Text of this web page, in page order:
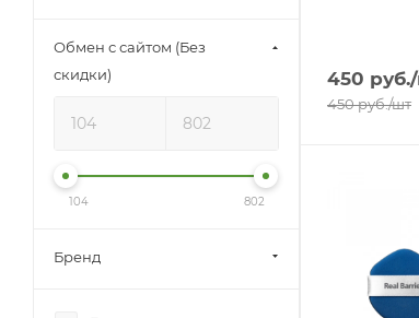
450 руб.
450руб./шт
Обмен с сайтом (Без
скидки)
104 802
Бренд